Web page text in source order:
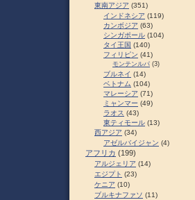
東南アジア (351)
インドネシア (119)
カンボジア (63)
シンガポール (104)
タイ王国 (140)
フィリピン (41)
モンテンルパ (3)
ブルネイ (14)
ベトナム (104)
マレーシア (71)
ミャンマー (49)
ラオス (43)
東ティモール (13)
西アジア (34)
アゼルバイジャン (4)
アフリカ (199)
アルジェリア (14)
エジプト (23)
ケニア (10)
ブルキナファソ (11)